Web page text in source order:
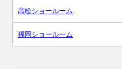
高松ショールーム
福岡ショールーム